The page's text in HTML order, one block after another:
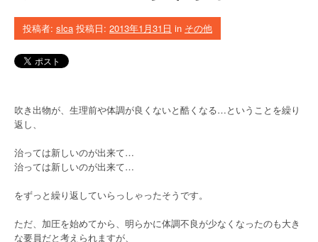
投稿者: slca 投稿日: 2013年1月31日 in その他
吹き出物が、生理前や体調が良くないと酷くなる…ということを繰り
返し、
治っては新しいのが出来て…
治っては新しいのが出来て…
をずっと繰り返していらっしゃったそうです。
ただ、加圧を始めてから、明らかに体調不良が少なくなったのも大き
な要員だと考えられますが、